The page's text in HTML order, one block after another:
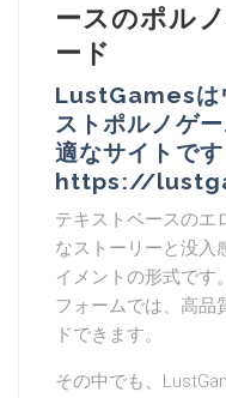
ースのポル
ード
LustGamesは
ストポルノゲ
適なサイトで
https://
テキストベースのエ
なストーリーと没入
イメントの形式です
フォームでは、高品
ドできます。
その中でも、